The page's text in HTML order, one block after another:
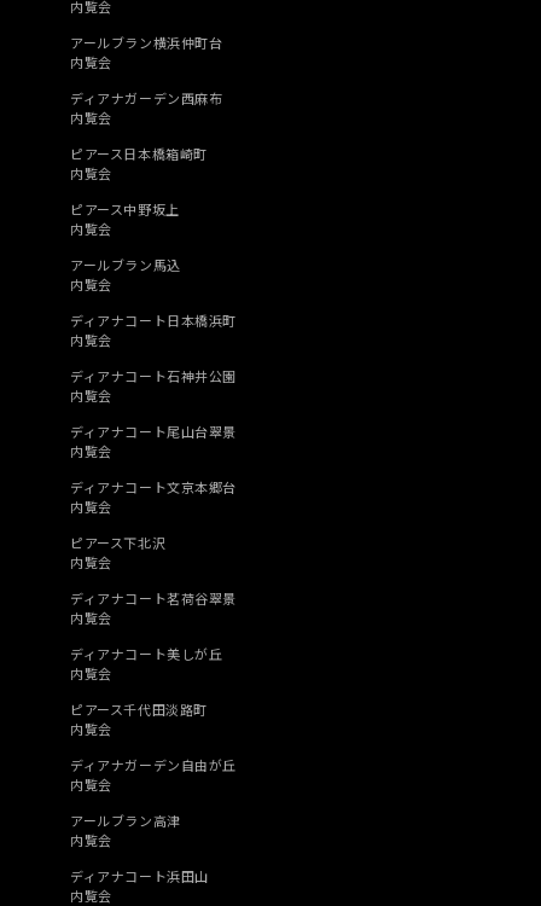
内覧会
アールブラン横浜仲町台
内覧会
ディアナガーデン西麻布
内覧会
ピアース日本橋箱崎町
内覧会
ピアース中野坂上
内覧会
アールブラン馬込
内覧会
ディアナコート日本橋浜町
内覧会
ディアナコート石神井公園
内覧会
ディアナコート尾山台翠景
内覧会
ディアナコート文京本郷台
内覧会
ピアース下北沢
内覧会
ディアナコート茗荷谷翠景
内覧会
ディアナコート美しが丘
内覧会
ピアース千代田淡路町
内覧会
ディアナガーデン自由が丘
内覧会
アールブラン高津
内覧会
ディアナコート浜田山
内覧会